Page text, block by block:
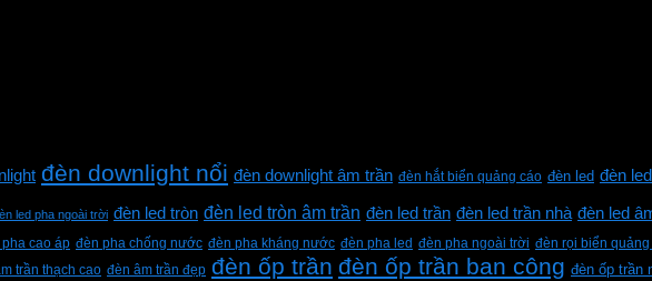
đèn downlight nổi đèn downlight âm trần đèn hắt biển quảng cáo đèn led đèn
led pha ngoài trời đèn led tròn đèn led tròn âm trần đèn led trần đèn led trần nhà đèn led
cao áp đèn pha chống nước đèn pha kháng nước đèn pha led đèn pha ngoài trời đèn rọi biển quảng
trần thạch cao đèn âm trần đẹp đèn ốp trần đèn ốp trần ban công đèn ốp trần